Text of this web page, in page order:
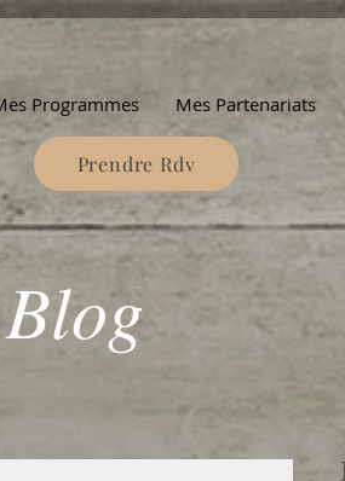
Programmes Mes Partenariats
Prendre Rdv
Blog